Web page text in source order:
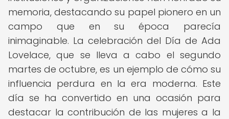
memoria, destacando su papel pionero en un
campo que en su época parecía
inimaginable. La celebración del Día de Ada
Lovelace, que se lleva a cabo el segundo
martes de octubre, es un ejemplo de cómo su
influencia perdura en la era moderna. Este
día se ha convertido en una ocasión para
destacar la contribución de las mujeres a la